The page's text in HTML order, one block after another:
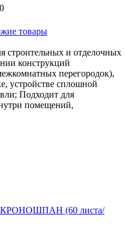
товары
строительных и отделочных
конструкций
перегородок),
устройстве сплошной
Подходит для
помещений,
КРОНОШПАН (60 листа/